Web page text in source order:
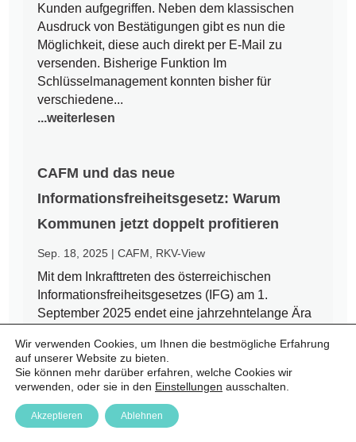
Kunden aufgegriffen. Neben dem klassischen
Ausdruck von Bestätigungen gibt es nun die
Möglichkeit, diese auch direkt per E-Mail zu
versenden. Bisherige Funktion Im
Schlüsselmanagement konnten bisher für
verschiedene...
...weiterlesen
CAFM und das neue
Informationsfreiheitsgesetz: Warum
Kommunen jetzt doppelt profitieren
Sep. 18, 2025 |CAFM RKV-View
Mit dem Inkrafttreten des österreichischen
Informationsfreiheitsgesetzes (IFG) am 1.
September 2025 endet eine jahrzehntelange Ära
haben nun einen Rechtsanspruch auf Zugang zu
amtlichen Informationen – auch auf kommunaler
Ebene. Für Städte und Gemeinden...
...weiterlesen
Wir verwenden Cookies, um Ihnen die bestmögliche Erfahrung
auf unserer Website zu bieten.
Sie können mehr darüber erfahren, welche Cookies wir
verwenden, oder sie in den Einstellungen ausschalten.
Akzeptieren Ablehnen